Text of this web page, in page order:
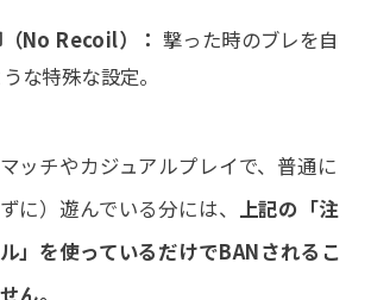
No Recoil）： 撃った時のブレを自
な特殊な設定。
ッチやカジュアルプレイで、普通に
に）遊んでいる分には、 上記の「注
」を使っているだけでBANされるこ